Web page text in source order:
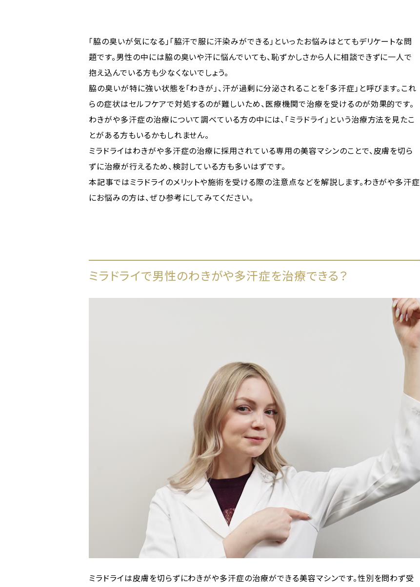
「脇の臭いが気になる」「脇汗で服に汗染みができる」といったお悩みはとてもデリケートな問
題です。男性の中には脇の臭いや汗に悩んでいても、恥ずかしさから人に相談できずに一人で
抱え込んでいる方も少なくないでしょう。
脇の臭いが特に強い状態を「わきが」、汗が過剰に分泌されることを「多汗症」と呼びます。これ
らの症状はセルフケアで対処するのが難しいため、医療機関で治療を受けるのが効果的です。
わきがや多汗症の治療について調べている方の中には、「ミラドライ」という治療方法を見たこ
とがある方もいるかもしれません。
ミラドライはわきがや多汗症の治療に採用されている専用の美容マシンのことで、皮膚を切ら
ずに治療が行えるため、検討している方も多いはずです。
本記事ではミラドライのメリットや施術を受ける際の注意点などを解説します。わきがや多汗症
にお悩みの方は、ぜひ参考にしてみてください。
ミラドライで男性のわきがや多汗症を治療できる？
ミラドライは皮膚を切らずにわきがや多汗症の治療ができる美容マシンです。性別を問わず受